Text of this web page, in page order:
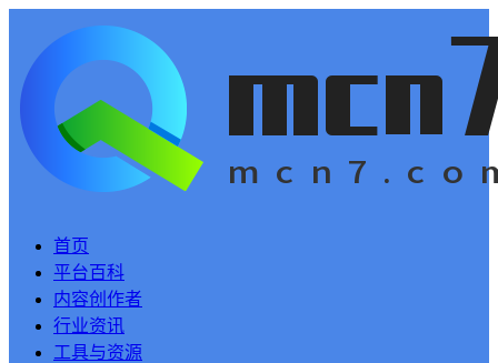
首页
平台百科
内容创作者
行业资讯
工具与资源